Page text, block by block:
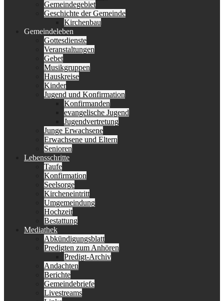
Gemeindegebiet
Geschichte der Gemeinde
Kirchenbau
Gemeindeleben
Gottesdienste
Veranstaltungen
Gebet
Musikgruppen
Hauskreise
Kinder
Jugend und Konfirmation
Konfirmanden
evangelische Jugend
Jugendvertretung
Junge Erwachsene
Erwachsene und Eltern
Senioren
Lebensschritte
Taufe
Konfirmation
Seelsorge
Kircheneintritt
Umgemeindung
Hochzeit
Bestattung
Mediathek
Abkündigungsblatt
Predigten zum Anhören
Predigt-Archiv
Andachten
Berichte
Gemeindebriefe
Livestreams